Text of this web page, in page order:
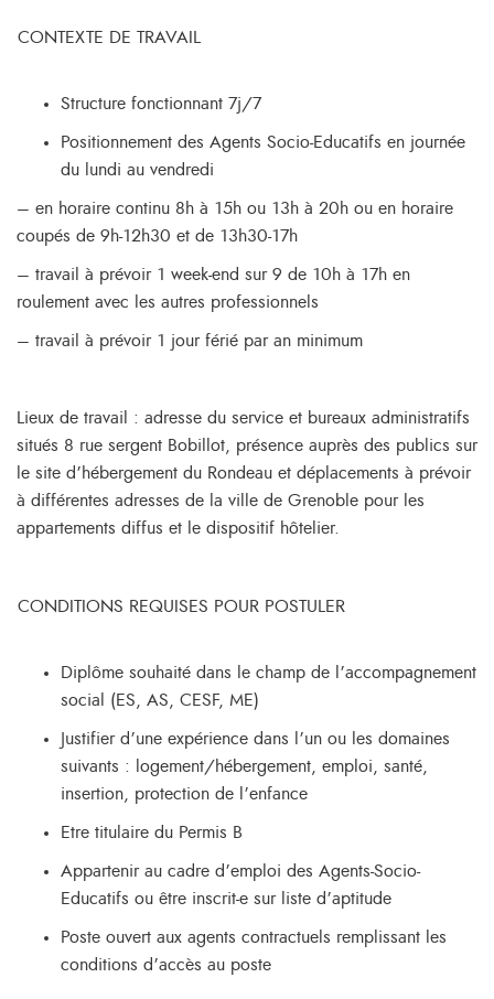
CONTEXTE DE TRAVAIL
Structure fonctionnant 7j/7
Positionnement des Agents Socio-Educatifs en journée
du lundi au vendredi
– en horaire continu 8h à 15h ou 13h à 20h ou en horaire
coupés de 9h-12h30 et de 13h30-17h
– travail à prévoir 1 week-end sur 9 de 10h à 17h en
roulement avec les autres professionnels
– travail à prévoir 1 jour férié par an minimum
Lieux de travail : adresse du service et bureaux administratifs
situés 8 rue sergent Bobillot, présence auprès des publics sur
le site d’hébergement du Rondeau et déplacements à prévoir
à différentes adresses de la ville de Grenoble pour les
appartements diffus et le dispositif hôtelier.
CONDITIONS REQUISES POUR POSTULER
Diplôme souhaité dans le champ de l’accompagnement
social (ES, AS, CESF, ME)
Justifier d’une expérience dans l’un ou les domaines
suivants : logement/hébergement, emploi, santé,
insertion, protection de l’enfance
Etre titulaire du Permis B
Appartenir au cadre d’emploi des Agents-Socio-
Educatifs ou être inscrit-e sur liste d’aptitude
Poste ouvert aux agents contractuels remplissant les
conditions d’accès au poste